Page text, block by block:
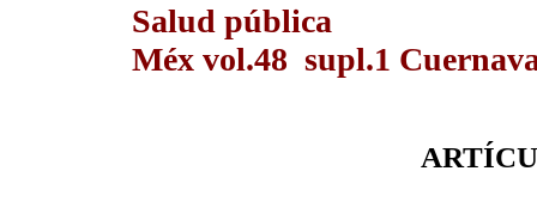
Salud pública
Méx vol.48 supl.1